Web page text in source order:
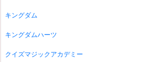
キングダム
キングダムハーツ
クイズマジックアカデミー